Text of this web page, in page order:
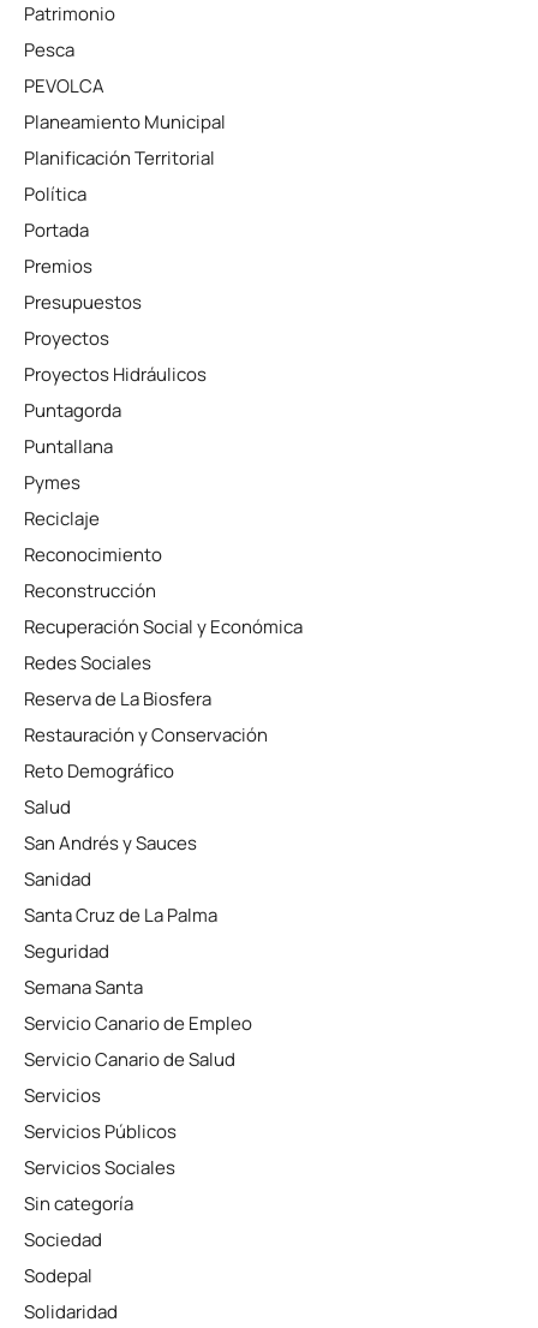
Patrimonio
Pesca
PEVOLCA
Planeamiento Municipal
Planificación Territorial
Política
Portada
Premios
Presupuestos
Proyectos
Proyectos Hidráulicos
Puntagorda
Puntallana
Pymes
Reciclaje
Reconocimiento
Reconstrucción
Recuperación Social y Económica
Redes Sociales
Reserva de La Biosfera
Restauración y Conservación
Reto Demográfico
Salud
San Andrés y Sauces
Sanidad
Santa Cruz de La Palma
Seguridad
Semana Santa
Servicio Canario de Empleo
Servicio Canario de Salud
Servicios
Servicios Públicos
Servicios Sociales
Sin categoría
Sociedad
Sodepal
Solidaridad